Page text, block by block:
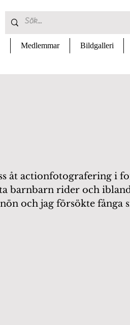
Medlemmar Bildgalleri
åt actionfotografering i
barnbarn rider och
och jag försökte fånga